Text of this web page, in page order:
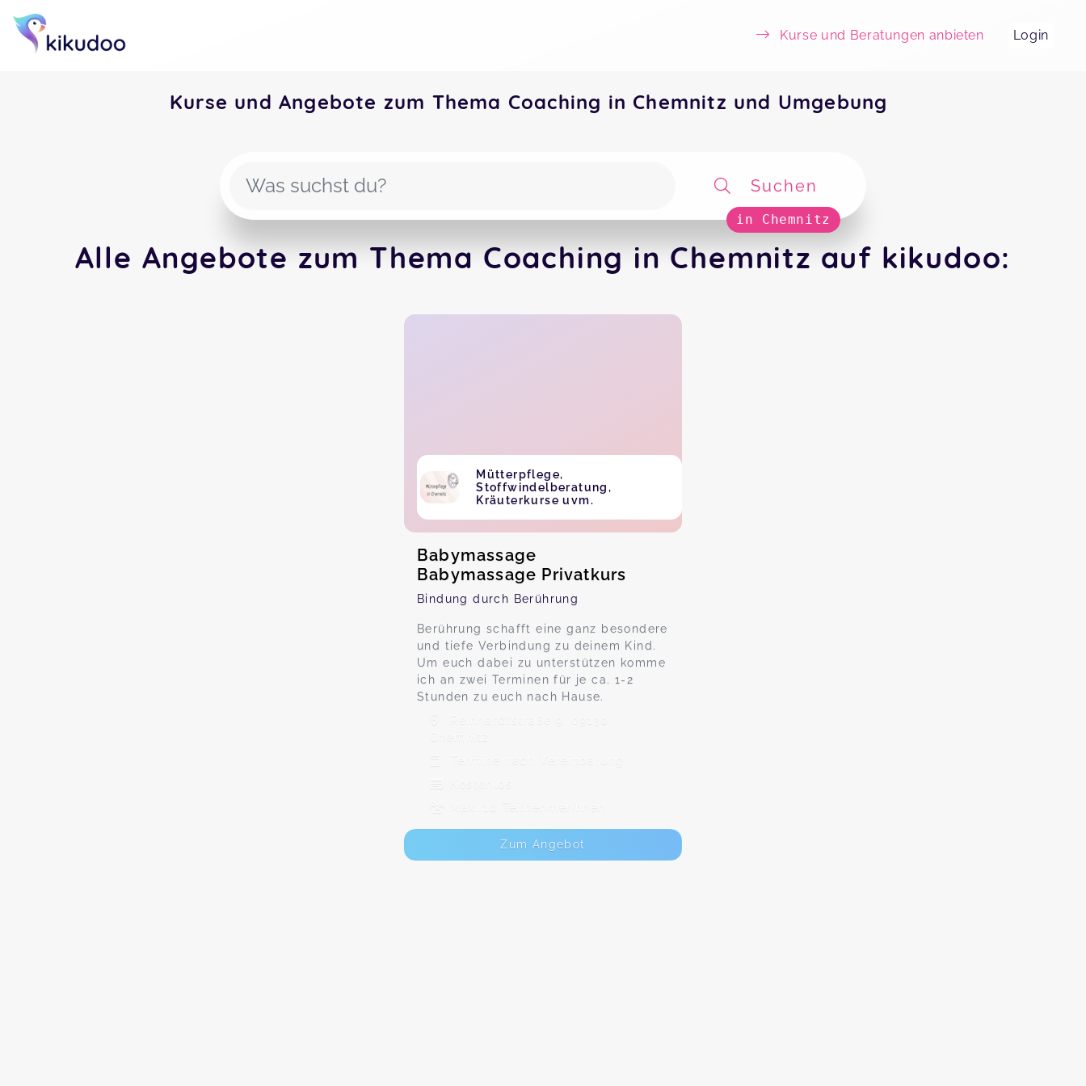
Kurse und Beratungen anbieten Login
Kurse und Angebote zum Thema Coaching in Chemnitz und Umgebung
Suchen
in Chemnitz
Alle Angebote zum Thema Coaching in Chemnitz auf kikudoo:
Mütterpflege,
Stoffwindelberatung,
Kräuterkurse uvm.
Babymassage
Babymassage Privatkurs
Bindung durch Berührung
Berührung schafft eine ganz besondere
und tiefe Verbindung zu deinem Kind.
Um euch dabei zu unterstützen komme
ich an zwei Terminen für je ca. 1-2
Stunden zu euch nach Hause.
Reinhardtstraße 9, 09130
Chemnitz
Termine nach Vereinbarung
Max. 10 TeilnehmerInnen
Zum Angebot